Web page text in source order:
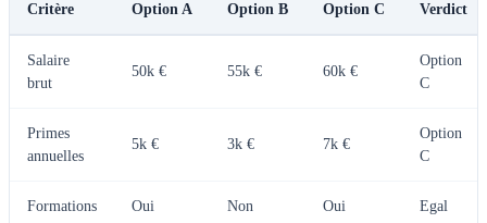
Critère Option A Option B Option C Verdict
Salaire
brut
50k € 55k € 60k €
Option
C
Primes
annuelles
5k € 3k € 7k €
Option
C
Formations Oui Non Oui Egal